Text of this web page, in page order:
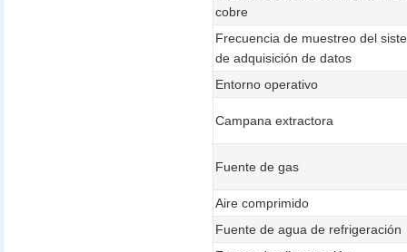
cobre
Frecuencia de muestreo del
de adquisición de datos
Entorno operativo
Campana extractora
Fuente de gas
Aire comprimido
Fuente de agua de refrigeración